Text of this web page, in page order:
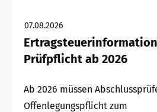
07.08.2026
Prüfpflicht ab 2026
Ab 2026 müssen
Offenlegungspflicht zum